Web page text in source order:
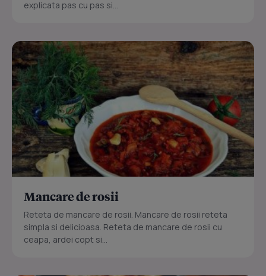
explicata pas cu pas si...
Mancare de rosii
Reteta de mancare de rosii. Mancare de rosii reteta
simpla si delicioasa. Reteta de mancare de rosii cu
ceapa, ardei copt si...